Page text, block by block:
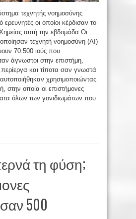
τεχνητής νοημοσύνης
οι οποίοι κέρδισαν το
αυτή την εβδομάδα Οι
τεχνητή νοημοσύνη (AI)
70.500 ιούς που
άγνωστοι στην επιστήμη,
και τίποτα σαν γνωστά
χρησιμοποιώντας
στην οποία οι επιστήμονες
όλων των γονιδιωμάτων που
τη φύση;
500